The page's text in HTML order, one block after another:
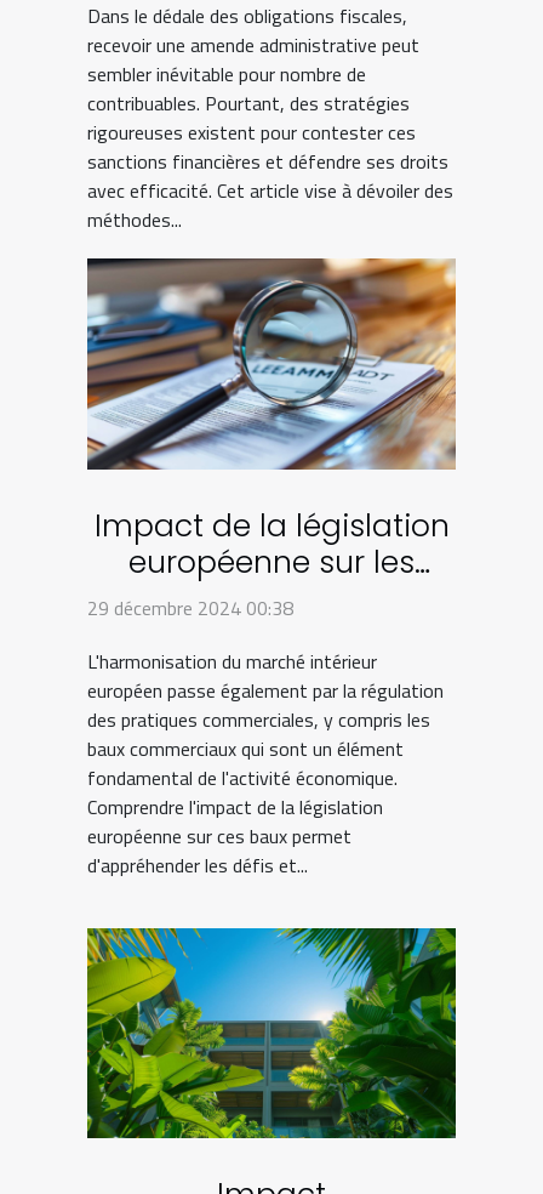
Dans le dédale des obligations fiscales,
recevoir une amende administrative peut
sembler inévitable pour nombre de
contribuables. Pourtant, des stratégies
rigoureuses existent pour contester ces
sanctions financières et défendre ses droits
avec efficacité. Cet article vise à dévoiler des
méthodes...
Impact de la législation
européenne sur les
baux commerciaux
29 décembre 2024 00:38
L'harmonisation du marché intérieur
européen passe également par la régulation
des pratiques commerciales, y compris les
baux commerciaux qui sont un élément
fondamental de l'activité économique.
Comprendre l'impact de la législation
européenne sur ces baux permet
d'appréhender les défis et...